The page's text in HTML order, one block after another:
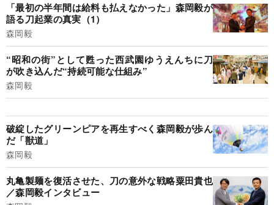
「最初の半年間は給料も払えなかった」森岡毅が
語る刀起業の真実（1）
森岡毅
“昭和の街”として甦った西武園ゆうえんちに刀
が吹き込んだ“持続可能な仕組み”
森岡毅
破綻したグリーンピアを再生すべく森岡毅が歩ん
だ「獣道」
森岡毅
丸亀製麺を復活させた、刀の意外な戦略粟田貴也
／森岡毅インタビュー